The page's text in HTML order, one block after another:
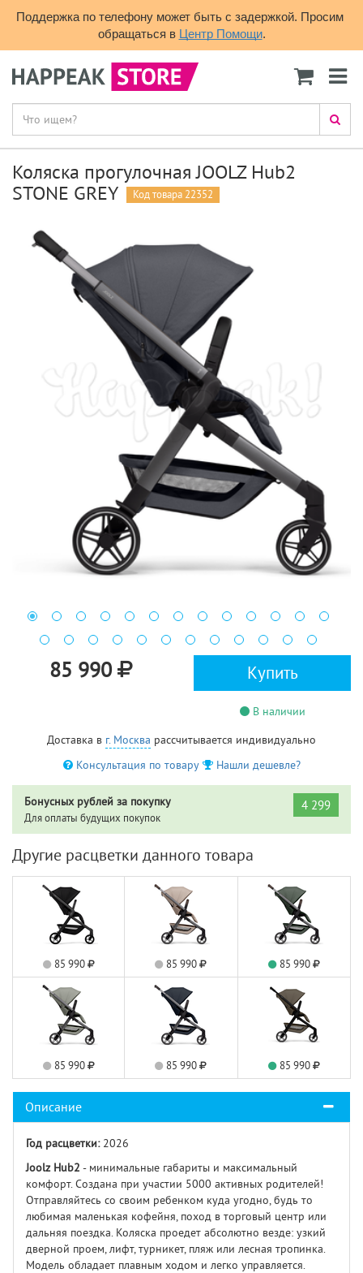
Поддержка по телефону может быть с задержкой. Просим
обращаться в Центр Помощи.
Коляска прогулочная JOOLZ Hub2
STONE GREY
Код товара 22352
85 990 Купить
В наличии
Доставка в г. Москва рассчитывается индивидуально
Консультация по товару
Нашли дешевле?
Бонусных рублей за покупку
Для оплаты будущих покупок
4 299
Другие расцветки данного товара
85 990 85 990 85 990
85 990 85 990 85 990
Описание
Год расцветки: 2026
Joolz Hub2 - минимальные габариты и максимальный
комфорт. Создана при участии 5000 активных родителей!
Отправляйтесь со своим ребенком куда угодно, будь то
любимая маленькая кофейня, поход в торговый центр или
дальняя поездка. Коляска проедет абсолютно везде: узкий
дверной проем, лифт, турникет, пляж или лесная тропинка.
Модель обладает плавным ходом и легко управляется.